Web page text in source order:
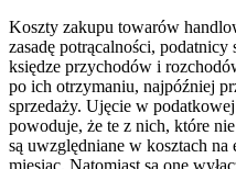
Koszty zakupu towarów
zasadę potrącalności,
księdze przychodów i
po ich otrzymaniu, najpóźniej
sprzedaży. Ujęcie w
powoduje, że te z nich, które nie
są uwzględniane w kosztach na
miesiąc. Natomiast są one